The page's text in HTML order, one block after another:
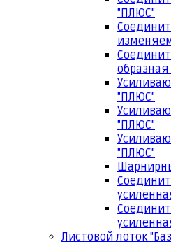
"ПЛЮС"
"ПЛЮС"
"ПЛЮС"
"ПЛЮС"
Листовой лоток